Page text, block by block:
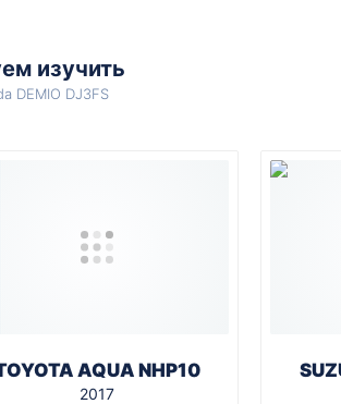
изучить
DEMIO DJ3FS
AQUA NHP10
2017